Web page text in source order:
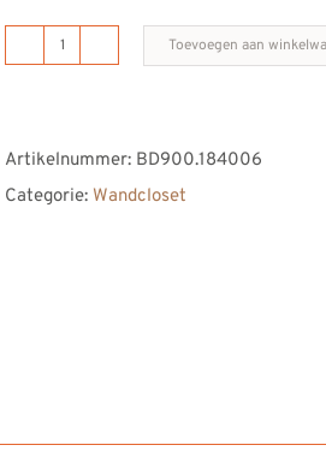
B
wandcloset
Din.
Toevoegen aan
Artikelnummer: BD900.184006
Categorie: Wandcloset